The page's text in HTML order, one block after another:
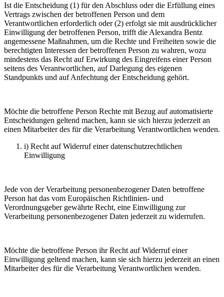
Ist die Entscheidung (1) für den Abschluss oder die Erfüllung eines
Vertrags zwischen der betroffenen Person und dem
Verantwortlichen erforderlich oder (2) erfolgt sie mit ausdrücklicher
Einwilligung der betroffenen Person, trifft die Alexandra Bentz
angemessene Maßnahmen, um die Rechte und Freiheiten sowie die
berechtigten Interessen der betroffenen Person zu wahren, wozu
mindestens das Recht auf Erwirkung des Eingreifens einer Person
seitens des Verantwortlichen, auf Darlegung des eigenen
Standpunkts und auf Anfechtung der Entscheidung gehört.
Möchte die betroffene Person Rechte mit Bezug auf automatisierte
Entscheidungen geltend machen, kann sie sich hierzu jederzeit an
einen Mitarbeiter des für die Verarbeitung Verantwortlichen wenden.
i) Recht auf Widerruf einer datenschutzrechtlichen
Einwilligung
Jede von der Verarbeitung personenbezogener Daten betroffene
Person hat das vom Europäischen Richtlinien- und
Verordnungsgeber gewährte Recht, eine Einwilligung zur
Verarbeitung personenbezogener Daten jederzeit zu widerrufen.
Möchte die betroffene Person ihr Recht auf Widerruf einer
Einwilligung geltend machen, kann sie sich hierzu jederzeit an einen
Mitarbeiter des für die Verarbeitung Verantwortlichen wenden.